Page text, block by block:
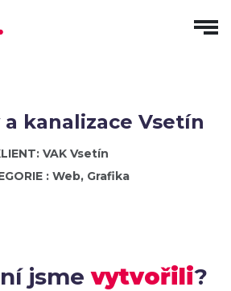
kanalizace Vsetín
VAK Vsetín
: Web, Grafika
jsmevytvořili?